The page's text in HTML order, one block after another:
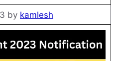
by kamlesh